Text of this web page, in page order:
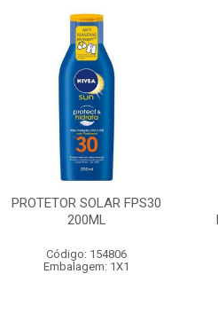
PROTETOR SOLAR FPS30
200ML
Código: 154806
Embalagem: 1X1